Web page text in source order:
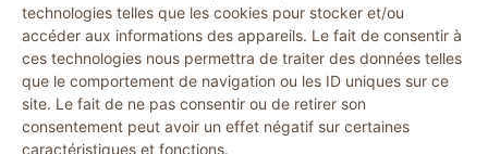
technologies telles que les cookies pour stocker et/ou
accéder aux informations des appareils. Le fait de consentir à
ces technologies nous permettra de traiter des données telles
que le comportement de navigation ou les ID uniques sur ce
site. Le fait de ne pas consentir ou de retirer son
consentement peut avoir un effet négatif sur certaines
caractéristiques et fonctions.
Mentions légales
Conditions générales de vente
Politique de confidentialité
Politique de remboursement
Politique de cookies